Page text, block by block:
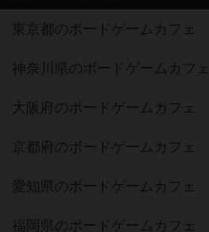
東京都のボードゲームカフェ
神奈川県のボードゲームカフェ
大阪府のボードゲームカフェ
京都府のボードゲームカフェ
愛知県のボードゲームカフェ
福岡県のボードゲームカフェ